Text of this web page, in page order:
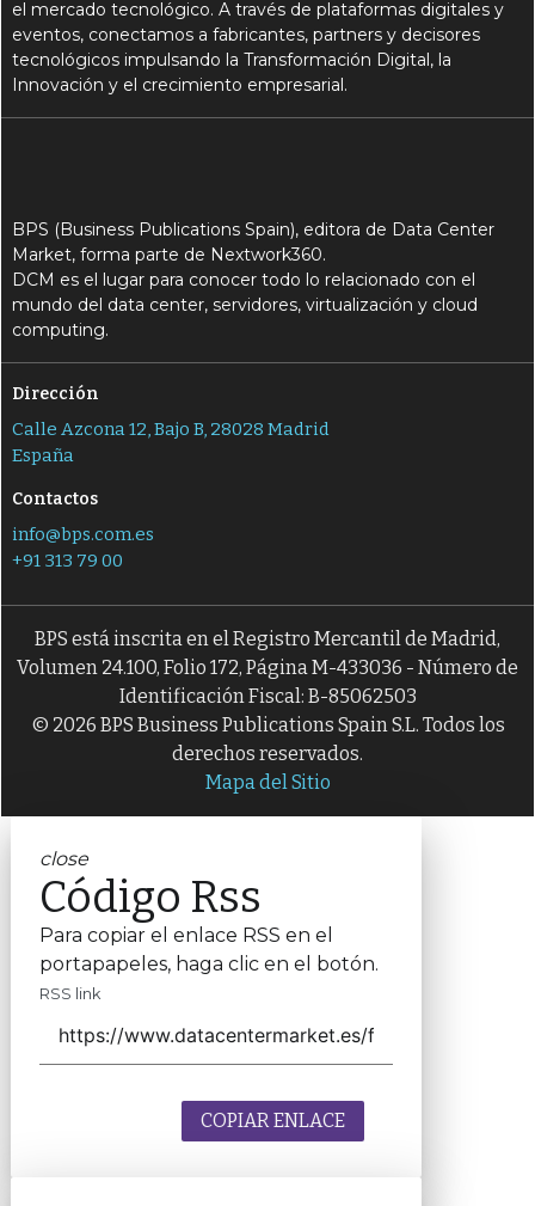
el mercado tecnológico. A través de plataformas digitales y
eventos, conectamos a fabricantes, partners y decisores
tecnológicos impulsando la Transformación Digital, la
Innovación y el crecimiento empresarial.
BPS (Business Publications Spain), editora de Data Center
Market, forma parte de Nextwork360.
DCM es el lugar para conocer todo lo relacionado con el
mundo del data center, servidores, virtualización y cloud
computing.
Dirección
Calle Azcona 12, Bajo B, 28028 Madrid
España
Contactos
info@bps.com.es
+91 313 79 00
BPS está inscrita en el Registro Mercantil de Madrid,
Volumen 24.100, Folio 172, Página M-433036 - Número de
Identificación Fiscal: B-85062503
© 2026 BPS Business Publications Spain S.L. Todos los
derechos reservados.
Mapa del Sitio
close
Código Rss
Para copiar el enlace RSS en el
portapapeles, haga clic en el botón.
RSS link
COPIAR ENLACE